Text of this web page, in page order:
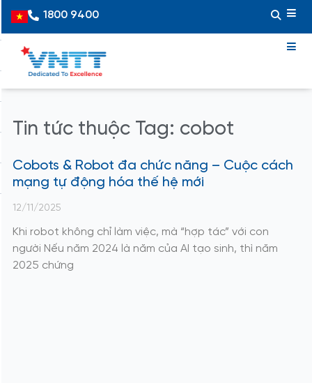
content
Vietnamese
1800 9400
Tin tức thuộc Tag: cobot
Cobots & Robot đa chức năng – Cuộc cách
mạng tự động hóa thế hệ mới
12/11/2025
Khi robot không chỉ làm việc, mà “hợp tác” với con
người Nếu năm 2024 là năm của AI tạo sinh, thì năm
2025 chứng